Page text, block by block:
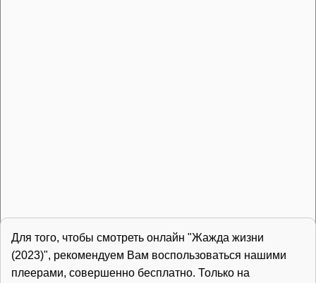
Для того, чтобы смотреть онлайн "Жажда жизни
(2023)", рекомендуем Вам воспользоваться нашими
плеерами, совершенно бесплатно. Только на